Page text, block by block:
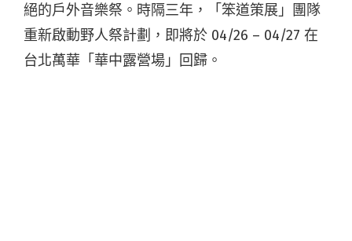
絕的戶外音樂祭。時隔三年，「笨道策展」團隊
重新啟動野人祭計劃， 即將於 04/26 – 04/27 在
台北萬華「華中露營場」回歸。